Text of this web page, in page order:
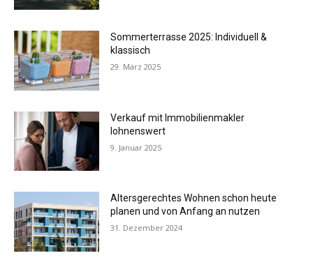
Sommerterrasse 2025: Individuell &
klassisch
29. März 2025
Verkauf mit Immobilienmakler
lohnenswert
9. Januar 2025
Altersgerechtes Wohnen schon heute
planen und von Anfang an nutzen
31. Dezember 2024